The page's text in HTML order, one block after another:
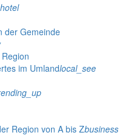
hotel
der Gemeinde
im Umlandlocal_see
Region von A bis Zbusiness